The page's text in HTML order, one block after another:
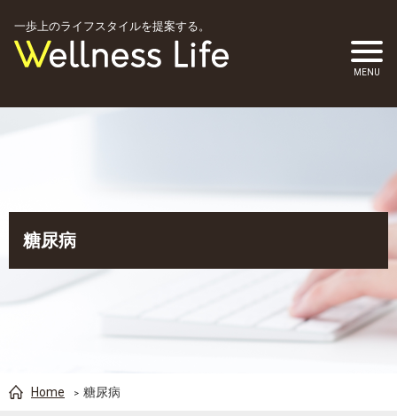
一歩上のライフスタイルを提案する。
糖尿病
Home 糖尿病